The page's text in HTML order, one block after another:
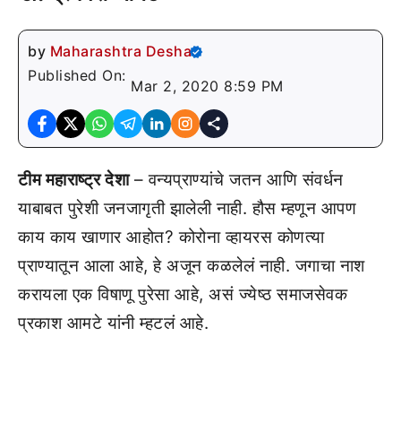
by Maharashtra Desha
Published On:
Mar 2, 2020 8:59 PM
टीम महाराष्ट्र देशा– वन्यप्राण्यांचे जतन आणि संवर्धन
याबाबत पुरेशी जनजागृती झालेली नाही. हौस म्हणून आपण
काय काय खाणार आहोत? कोरोना व्हायरस कोणत्या
प्राण्यातून आला आहे, हे अजून कळलेलं नाही. जगाचा नाश
करायला एक विषाणू पुरेसा आहे, असं ज्येष्ठ समाजसेवक
प्रकाश आमटे यांनी म्हटलं आहे.